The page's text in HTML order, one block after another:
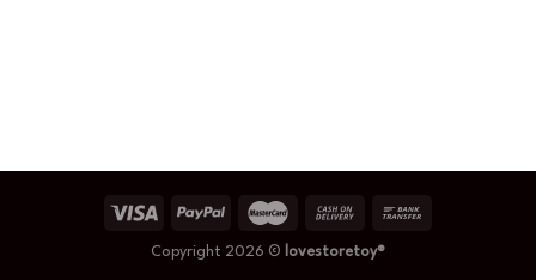
Copyright 2026 © lovestoretoy®